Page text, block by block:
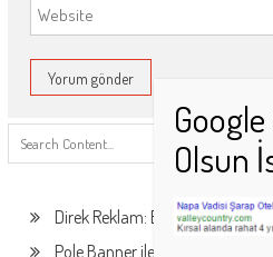
Direk Reklam: Ekonomik ve Etkili
Pole Banner ile Uygun Fiyat